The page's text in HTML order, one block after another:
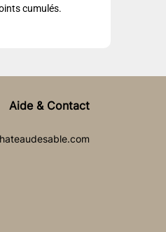
cumulés.
Aide & Contact